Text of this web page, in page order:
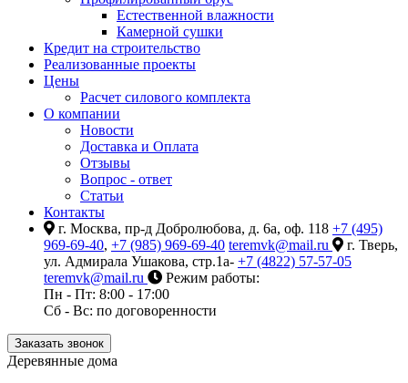
Естественной влажности
Камерной сушки
Кредит на строительство
Реализованные проекты
Цены
Расчет силового комплекта
О компании
Новости
Доставка и Оплата
Отзывы
Вопрос - ответ
Статьи
Контакты
г. Москва, пр-д Добролюбова, д. 6а, оф. 118 +7 (495)
969-69-40, +7 (985) 969-69-40 teremvk@mail.ru
г. Тверь,
ул. Адмирала Ушакова, стр.1а- +7 (4822) 57-57-05
teremvk@mail.ru
Режим работы:
Пн - Пт: 8:00 - 17:00
Сб - Вс: по договоренности
Заказать звонок
Деревянные дома